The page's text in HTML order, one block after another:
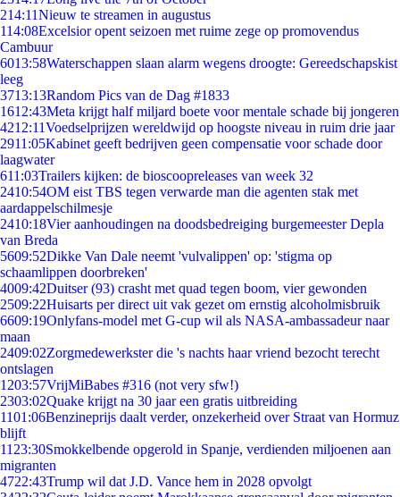
214:11Nieuw te streamen in augustus
114:08Excelsior opent seizoen met ruime zege op promovendus
Cambuur
6013:58Waterschappen slaan alarm wegens droogte: Gereedschapskist
leeg
3713:13Random Pics van de Dag #1833
1612:43Meta krijgt half miljard boete voor mentale schade bij jongeren
4212:11Voedselprijzen wereldwijd op hoogste niveau in ruim drie jaar
2911:05Kabinet geeft bedrijven geen compensatie voor schade door
laagwater
611:03Trailers kijken: de bioscoopreleases van week 32
2410:54OM eist TBS tegen verwarde man die agenten stak met
aardappelschilmesje
2410:18Vier aanhoudingen na doodsbedreiging burgemeester Depla
van Breda
5609:52Dikke Van Dale neemt 'vulvalippen' op: 'stigma op
schaamlippen doorbreken'
4009:42Duitser (93) crasht met quad tegen boom, vier gewonden
2509:22Huisarts per direct uit vak gezet om ernstig alcoholmisbruik
6609:19Onlyfans-model met G-cup wil als NASA-ambassadeur naar
maan
2409:02Zorgmedewerkster die 's nachts haar vriend bezocht terecht
ontslagen
1203:57VrijMiBabes #316 (not very sfw!)
2303:02Quake krijgt na 30 jaar een gratis uitbreiding
1101:06Benzineprijs daalt verder, onzekerheid over Straat van Hormuz
blijft
11 23:30Smokkelbende opgerold in Spanje, verdienden miljoenen aan
migranten
4722:43Trump wil dat J.D. Vance hem in 2028 opvolgt